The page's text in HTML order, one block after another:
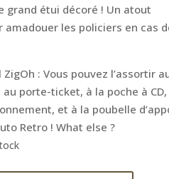
grand étui décoré ! Un atout
amadouer les policiers en cas
: Vous pouvez l’assortir
porte-ticket, à la poche à CD,
et à la poubelle
Retro ! What else ?